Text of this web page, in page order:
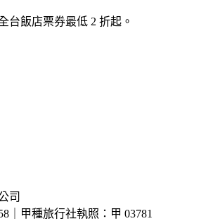
台飯店票券最低 2 折起。
司
｜甲種旅行社執照：甲 03781